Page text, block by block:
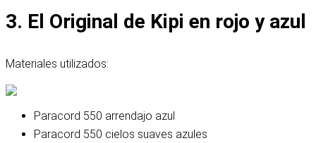
3. El Original de Kipi en rojo y azul
Materiales utilizados:
Paracord 550 arrendajo azul
Paracord 550 cielos suaves azules